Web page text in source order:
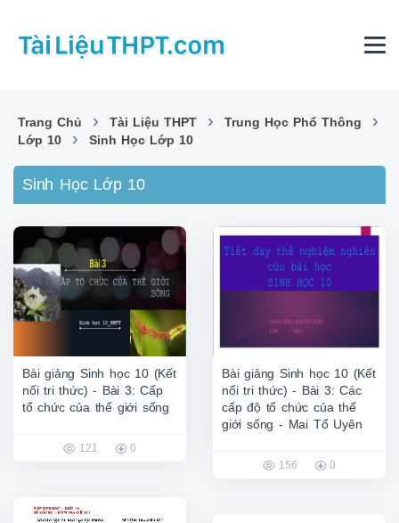
Trang Chủ › Tài Liệu THPT › Trung Học Phổ Thông ›
Lớp 10 › Sinh Học Lớp 10
Sinh Học Lớp 10
Bài giảng Sinh học 10 (Kết
nối tri thức) - Bài 3: Cấp
tổ chức của thế giới sống
121 0
Bài giảng Sinh học 10 (Kết
nối tri thức) - Bài 3: Các
cấp độ tổ chức của thế
giới sống - Mai Tố Uyên
156 0